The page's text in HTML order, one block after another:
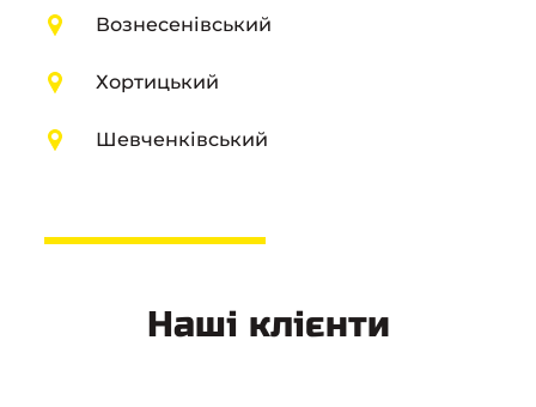
Вознесенівський
Хортицький
Шевченківський
Наші клієнти